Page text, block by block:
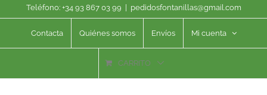
Teléfono: +34 93 867 03 99 pedidosfontanillas@gmail.com
Contacta Quiénes somos Envíos Mi cuenta
CARRITO